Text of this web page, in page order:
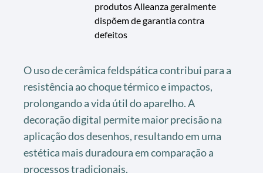
produtos Alleanza geralmente
dispõem de garantia contra
defeitos
O uso de cerâmica feldspática contribui para a
resistência ao choque térmico e impactos,
prolongando a vida útil do aparelho. A
decoração digital permite maior precisão na
aplicação dos desenhos, resultando em uma
estética mais duradoura em comparação a
processos tradicionais.